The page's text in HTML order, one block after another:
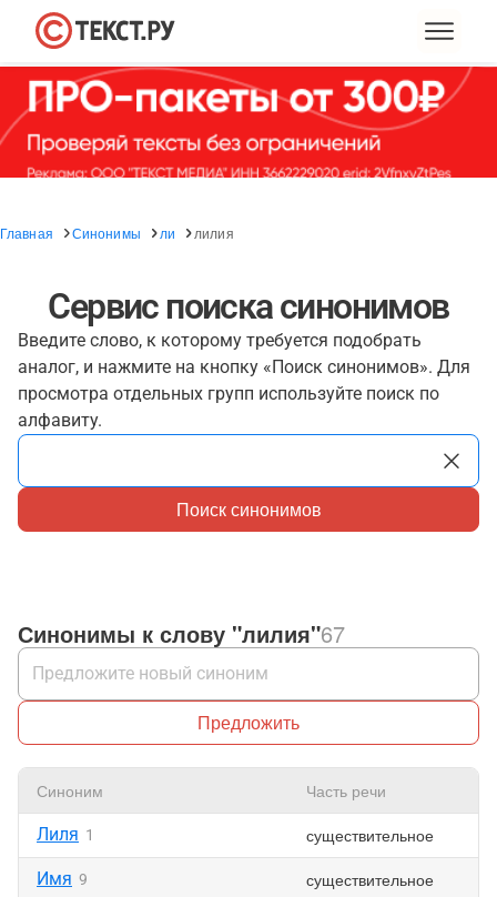
Главная Синонимы ли лилия
Сервис поиска синонимов
Введите слово, к которому требуется подобрать
аналог, и нажмите на кнопку «Поиск синонимов». Для
просмотра отдельных групп используйте поиск по
алфавиту.
Поиск синонимов
Синонимы к слову "лилия"67
Предложить
Синоним Часть речи
Лиля 1 существительное
Имя 9 существительное